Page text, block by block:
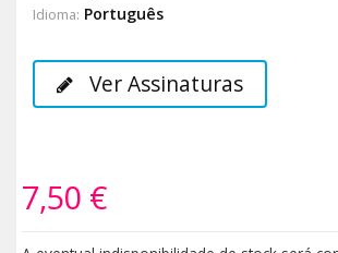
Idioma: Português
Ver Assinaturas
7,50 €